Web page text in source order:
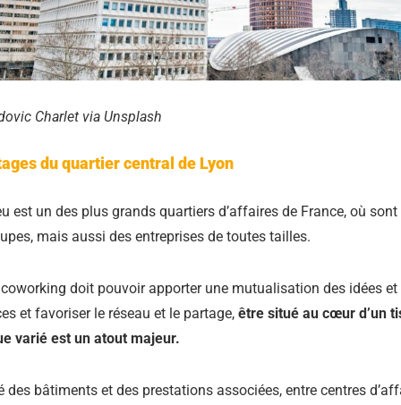
Charlet via Unsplash
du quartier central de Lyon
est un des plus grands quartiers d’affaires de France, où
mais aussi des entreprises de toutes tailles.
doit pouvoir apporter une mutualisation des idées et
et favoriser le réseau et le partage, être situé au cœur d’un
varié est un atout majeur.
des bâtiments et des prestations associées, entre centres